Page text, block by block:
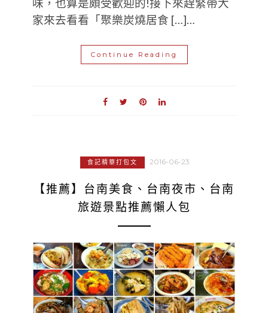
味，也算是頗受歡迎的!接下來趕緊帶大
家來去看看「聚樂炭燒居食 […]…
Continue Reading
食記精華打包文 2016-06-23
【推薦】台南美食、台南夜市、台南
旅遊景點推薦懶人包